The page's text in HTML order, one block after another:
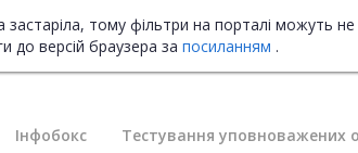
тому фільтри на порталі можуть
до версій браузера за посиланням .
Інфобокс Тестування уповноважених